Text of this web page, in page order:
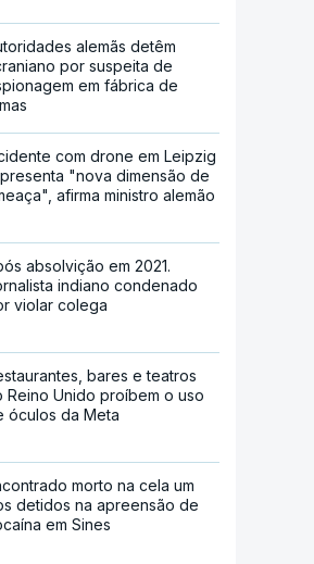
alemãs detêm
por suspeita de
em fábrica de
com drone em Leipzig
"nova dimensão de
afirma ministro alemão
absolvição em 2021.
indiano condenado
violar colega
bares e teatros
Reino Unido proíbem o uso
óculos da Meta
morto na cela um
detidos na apreensão de
em Sines